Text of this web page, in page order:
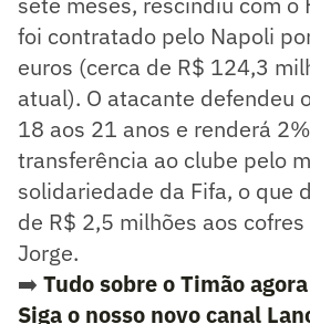
foi contratado pelo Napoli
euros (cerca de R$ 124,3
atual). O atacante defendeu
18 aos 21 anos e renderá
transferência ao clube pelo
solidariedade da Fifa, o que
de R$ 2,5 milhões aos
Jorge.
➡️ Tudo sobre o Timão
Siga o nosso novo canal